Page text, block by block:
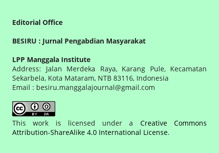
Editorial Office
BESIRU : Jurnal Pengabdian Masyarakat
LPP Manggala Institute
Address: Jalan Merdeka Raya, Karang Pule, Kecamatan
Sekarbela, Kota Mataram, NTB 83116, Indonesia
Email : besiru.manggalajournal@gmail.com
This work is licensed under a Creative Commons
Attribution-ShareAlike 4.0 International License.